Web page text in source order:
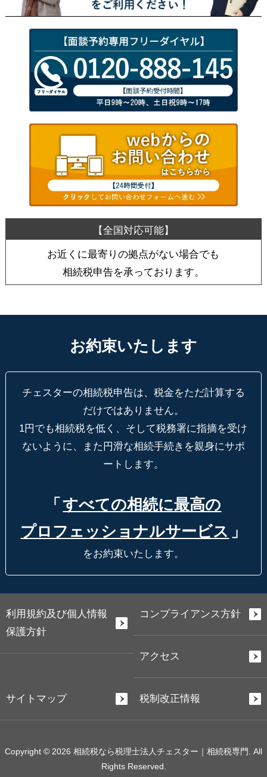
お近くに最寄りの拠点がない場合でも
相続税申告を承っております。
お約束いたします
チェスターの相続税申告は、税金をただ計算する
だけではありません。
1円でも相続税を低く、そして税務署に指摘を受け
ないように、
また円滑な相続手続きを親身にサポ
ートします。
「 すべての相続に最高の
プロフェッショナルサービス 」
をお約束いたします。
利用規約及び個人情報
保護方針
コンプライアンス方針
アクセス
サイトマップ 税制改正情報
Copyright © 2026 相続税なら税理士法人チェスター｜相続税専門. All
Rights Reserved.